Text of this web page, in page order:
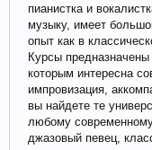
пианистка и
музыку, имеет
опыт как в
Курсы
которым интересна
импровизация,
вы найдете те
любому
джазовый певец,